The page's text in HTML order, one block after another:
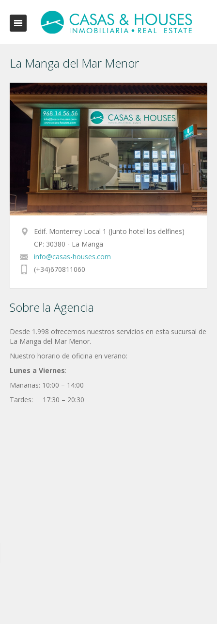
La Manga del Mar Menor
Edif. Monterrey Local 1 (Junto hotel los delfines)
CP: 30380 - La Manga
info@casas-houses.com
(+34)670811060
Sobre la Agencia
Desde 1.998 ofrecemos nuestros servicios en esta sucursal de
La Manga del Mar Menor.
Nuestro horario de oficina en verano:
Lunes a Viernes:
Mañanas: 10:00 – 14:00
Tardes: 17:30 – 20:30